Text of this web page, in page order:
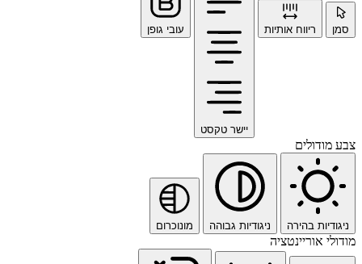
סמן ריווח אותיות
יישר טקסט
עובי גופן
צבע מודולים
ניגודיות בהירה ניגודיות גבוהה מונוכרום
מודולי אוריינטציה